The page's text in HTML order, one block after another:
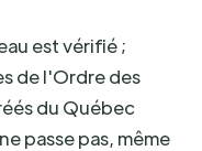
est vérifié ;
de l'Ordre des
du Québec
passe pas, même